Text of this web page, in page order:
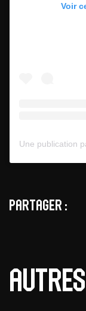
Voir
Partager :